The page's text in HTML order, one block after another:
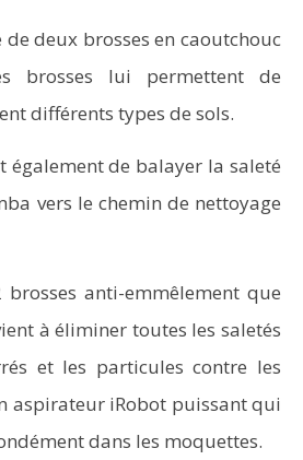
deux brosses en caoutchouc
brosses lui permettent de
différents types de sols.
également de balayer la saleté
vers le chemin de nettoyage
brosses anti-emmêlement que
à éliminer toutes les saletés
et les particules contre les
aspirateur iRobot puissant qui
dans les moquettes.